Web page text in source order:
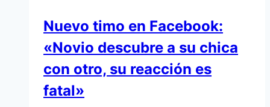
Nuevo timo en Facebook:
«Novio descubre a su chica
con otro, su reacción es
fatal»